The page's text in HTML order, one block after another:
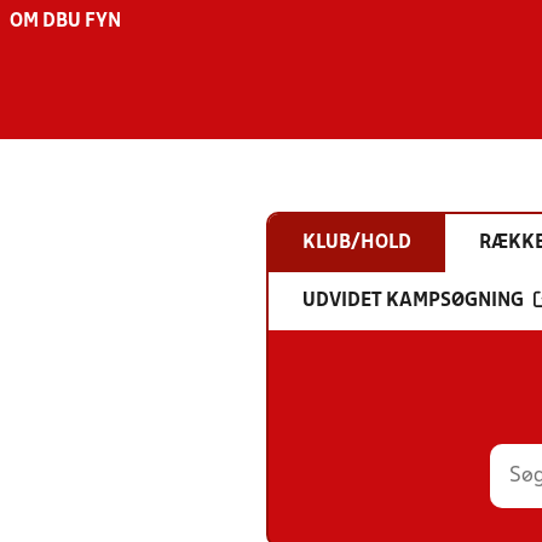
OM DBU FYN
KLUB/HOLD
UDVIDET KAMPSØGNING